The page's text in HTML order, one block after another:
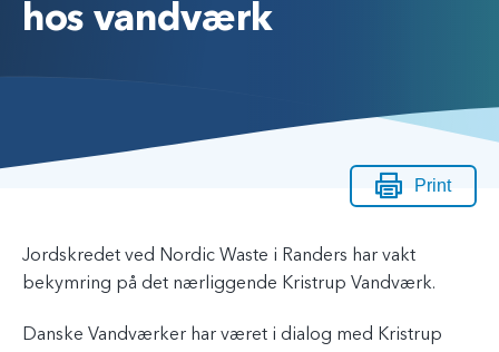
hos vandværk
Print
Jordskredet ved Nordic Waste i Randers har vakt
bekymring på det nærliggende Kristrup Vandværk.
Danske Vandværker har været i dialog med Kristrup